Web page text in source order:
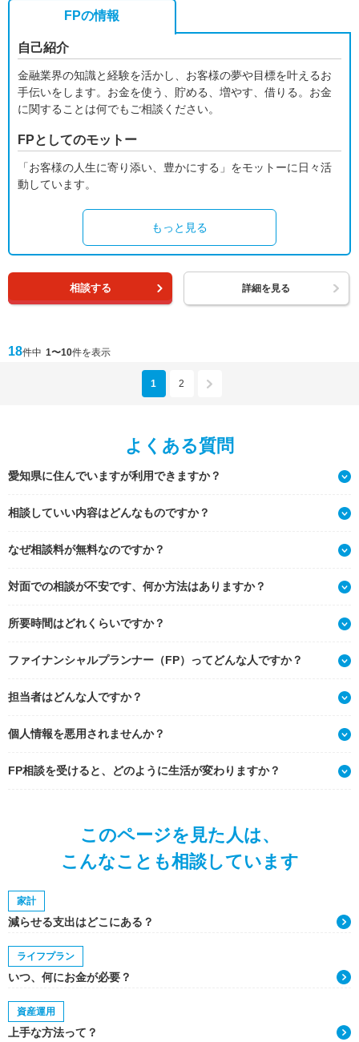
FPの情報
自己紹介
金融業界の知識と経験を活かし、お客様の夢や目標を叶えるお
手伝いをします。お金を使う、貯める、増やす、借りる。お金
に関することは何でもご相談ください。
FPとしてのモットー
「お客様の人生に寄り添い、豊かにする」をモットーに日々活
動しています。
もっと見る
相談する 詳細を見る
18件中 1〜10件を表示
1 2
よくある質問
愛知県に住んでいますが利用できますか？
相談していい内容はどんなものですか？
なぜ相談料が無料なのですか？
対面での相談が不安です、何か方法はありますか？
所要時間はどれくらいですか？
ファイナンシャルプランナー（FP）ってどんな人ですか？
担当者はどんな人ですか？
個人情報を悪用されませんか？
FP相談を受けると、どのように生活が変わりますか？
このページを見た人は、
こんなことも相談しています
家計
減らせる支出はどこにある？
ライフプラン
いつ、何にお金が必要？
資産運用
上手な方法って？